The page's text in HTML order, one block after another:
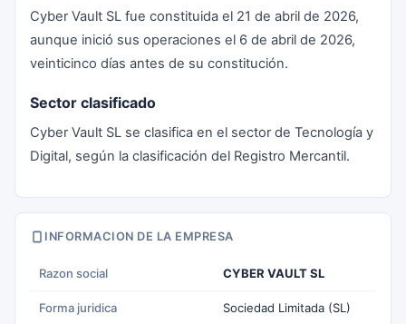
Cyber Vault SL fue constituida el 21 de abril de 2026,
aunque inició sus operaciones el 6 de abril de 2026,
veinticinco días antes de su constitución.
Sector clasificado
Cyber Vault SL se clasifica en el sector de Tecnología y
Digital, según la clasificación del Registro Mercantil.
INFORMACION DE LA EMPRESA
Razon social CYBER VAULT SL
Forma juridica Sociedad Limitada (SL)